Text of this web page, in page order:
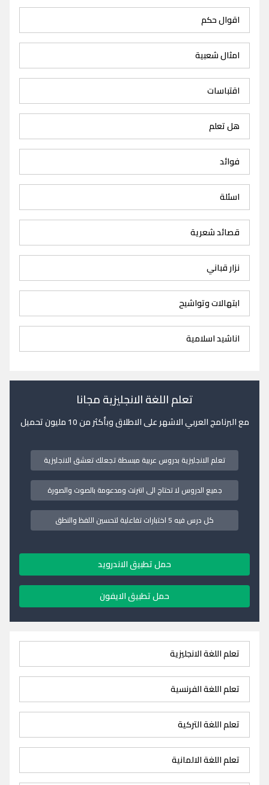
اقوال حكم
امثال شعبية
اقتباسات
هل تعلم
فوائد
اسئلة
قصائد شعرية
نزار قباني
ابتهالات وتواشيح
اناشيد اسلامية
تعلم اللغة الانجليزية مجانا
مع البرنامج العربي الاشهر على الاطلاق وبأكثر من 10 مليون تحميل
تعلم الانجليزية بدروس عربية مبسطة تجعلك تعشق الانجليزية
جميع الدروس لا تحتاج الى انترنت ومدعومة بالصوت والصورة
كل درس فيه 5 اختبارات تفاعلية لتحسين اللفظ والنطق
حمل تطبيق الاندرويد
حمل تطبيق الايفون
تعلم اللغة الانجليزية
تعلم اللغة الفرنسية
تعلم اللغة التركية
تعلم اللغة الالمانية